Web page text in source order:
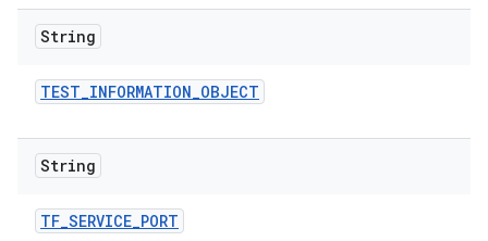
String
TEST_INFORMATION_OBJECT
String
TF_SERVICE_PORT